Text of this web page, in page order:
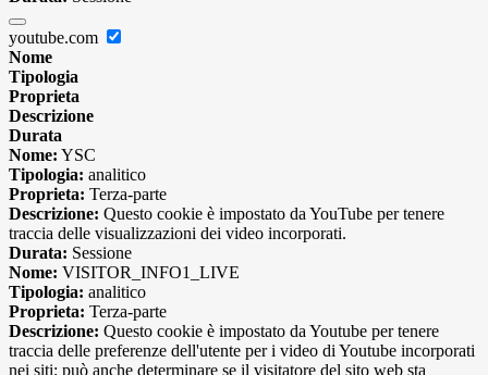
youtube.com
Nome
Tipologia
Proprieta
Descrizione
Durata
Nome: YSC
Tipologia: analitico
Proprieta: Terza-parte
Descrizione: Questo cookie è impostato da YouTube per tenere
traccia delle visualizzazioni dei video incorporati.
Durata: Sessione
Nome: VISITOR_INFO1_LIVE
Tipologia: analitico
Proprieta: Terza-parte
Descrizione: Questo cookie è impostato da Youtube per tenere
traccia delle preferenze dell'utente per i video di Youtube incorporati
nei siti; può anche determinare se il visitatore del sito web sta